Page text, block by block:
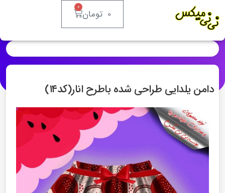
۰ تومان ۰
دامن یلدایی طراحی شده باطرح انار(کد۱۴)